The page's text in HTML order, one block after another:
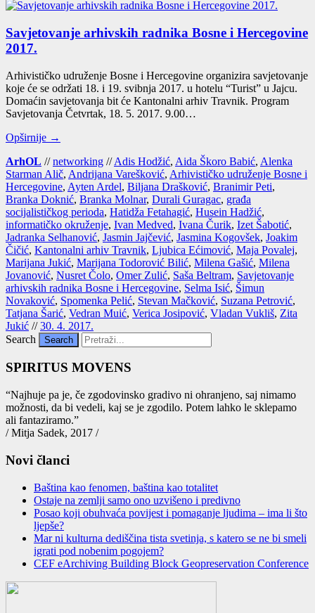
Savjetovanje arhivskih radnika Bosne i Hercegovine
2017.
Arhi­vis­tič­ko udru­že­nje Bos­ne i Her­ce­go­vi­ne orga­ni­zi­ra savje­to­va­nje
koje će se odr­ža­ti 18. i 19. svib­nja 2017. u hote­lu “Turist” u Jaj­cu.
Doma­ćin savje­to­va­nja bit će Kan­to­nal­ni arhiv Trav­nik. Pro­gram
Savje­to­va­nja Čet­vr­tak, 18. 5. 2017. 9.00…
Opširnije →
ArhOL // networking // Adis Hodžić, Aida Škoro Babić, Alenka
Starman Alič, Andrijana Varešković, Arhivističko udruženje Bosne i
Hercegovine, Ayten Ardel, Biljana Drašković, Branimir Peti,
Branka Doknić, Branka Molnar, Durali Guragac, građa
socijalističkog perioda, Hatidža Fetahagić, Husein Hadžić,
informatičko okruženje, Ivan Medved, Ivana Čurik, Izet Šabotić,
Jadranka Selhanović, Jasmin Jajčević, Jasmina Kogovšek, Joakim
Čičić, Kantonalni arhiv Travnik, Ljubica Ećimović, Maja Povalej,
Marijana Jukić, Marijana Todorović Bilić, Milena Gašić, Milena
Jovanović, Nusret Čolo, Omer Zulić, Saša Beltram, Savjetovanje
arhivskih radnika Bosne i Hercegovine, Selma Isić, Šimun
Novaković, Spomenka Pelić, Stevan Mačković, Suzana Petrović,
Tatjana Šarić, Vedran Muić, Verica Josipović, Vladan Vukliš, Zita
Jukić // 30. 4. 2017.
Search
SPIRITUS MOVENS
“Naj­hu­je pa je, če zgo­do­vin­sko gra­di­vo ni ohra­nje­no, saj nima­mo
mož­nos­ti, da bi vede­li, kaj se je zgo­di­lo. Potem lah­ko le skle­pa­mo
ali fan­ta­zi­ra­mo.”
/ Mitja Sadek, 2017 /
Novi članci
Baština kao fenomen, baština kao totalitet
Ostaje na zemlјi samo ono uzvišeno i predivno
Posao koji obuhvaća povijest i pomaganje ljudima – ima li što
ljepše?
Mar ni kulturna dediščina tista svetinja, s katero se ne bi smeli
igrati pod nobenim pogojem?
CEF eArchiving Building Block Geopreservation Conference